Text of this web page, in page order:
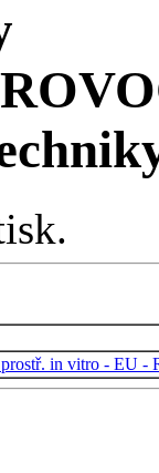
in vitro - EU -